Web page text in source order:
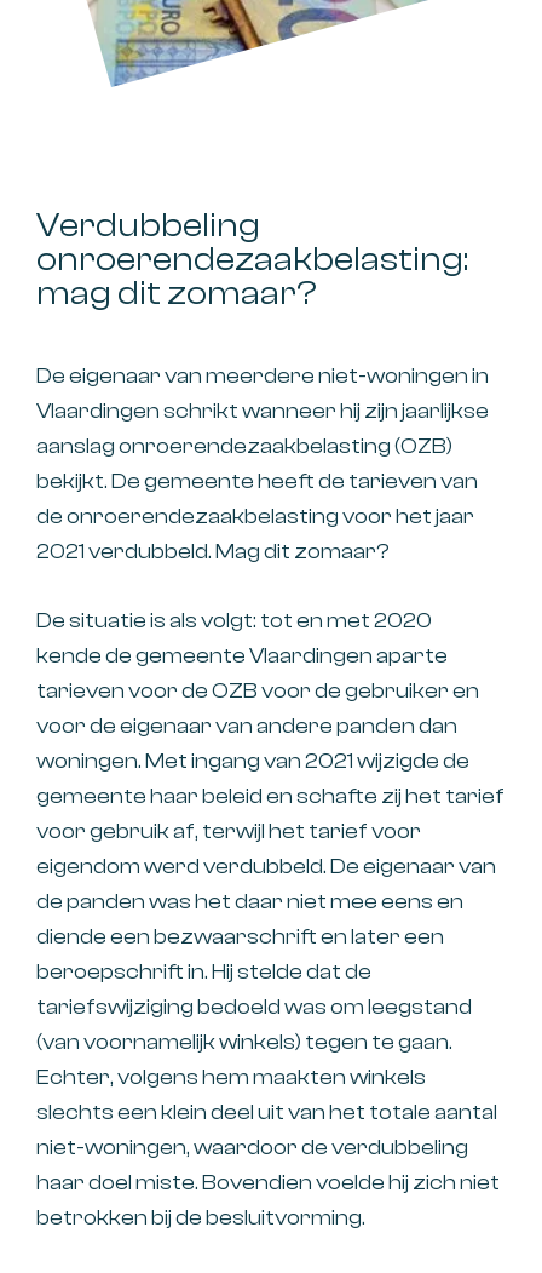
Verdubbeling
onroerendezaakbelasting:
mag dit zomaar?
De eigenaar van meerdere niet-woningen in
Vlaardingen schrikt wanneer hij zijn jaarlijkse
aanslag onroerendezaakbelasting (OZB)
bekijkt. De gemeente heeft de tarieven van
de onroerendezaakbelasting voor het jaar
2021 verdubbeld. Mag dit zomaar?
De situatie is als volgt: tot en met 2020
kende de gemeente Vlaardingen aparte
tarieven voor de OZB voor de gebruiker en
voor de eigenaar van andere panden dan
woningen. Met ingang van 2021 wijzigde de
gemeente haar beleid en schafte zij het tarief
voor gebruik af, terwijl het tarief voor
eigendom werd verdubbeld. De eigenaar van
de panden was het daar niet mee eens en
diende een bezwaarschrift en later een
beroepschrift in. Hij stelde dat de
tariefswijziging bedoeld was om leegstand
(van voornamelijk winkels) tegen te gaan.
Echter, volgens hem maakten winkels
slechts een klein deel uit van het totale aantal
niet-woningen, waardoor de verdubbeling
haar doel miste. Bovendien voelde hij zich niet
betrokken bij de besluitvorming.